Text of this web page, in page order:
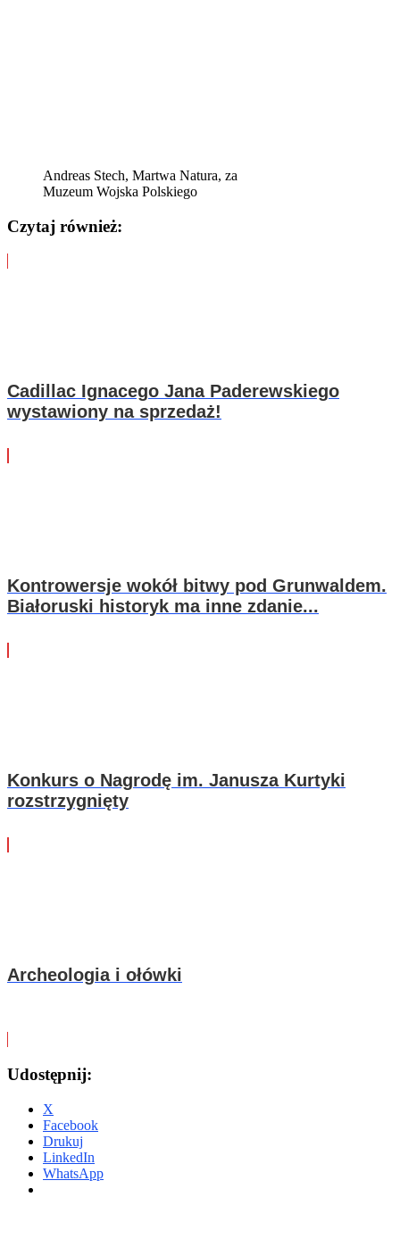
Andreas Stech, Martwa Natura, za
Muzeum Wojska Polskiego
Czytaj również:
Cadillac Ignacego Jana Paderewskiego
wystawiony na sprzedaż!
Kontrowersje wokół bitwy pod Grunwaldem.
Białoruski historyk ma inne zdanie...
Konkurs o Nagrodę im. Janusza Kurtyki
rozstrzygnięty
Archeologia i ołówki
Udostępnij:
X
Facebook
Drukuj
LinkedIn
WhatsApp